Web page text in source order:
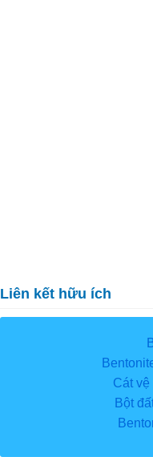
Liên kết hữu ích
Cát
Bột